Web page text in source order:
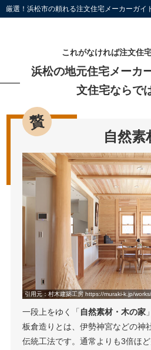
厳選！浜松市の頼れる注文住宅メーカーガイ
これがなければ注文住
浜松の地元住宅メーカ
文住宅ならで
自然素
引用元：村木建築工房 https://muraki-k.jp/
一段上をゆく「 自然素材・木の家
板倉造りとは、伊勢神宮などの神
伝統工法です。通常よりも3倍ほ